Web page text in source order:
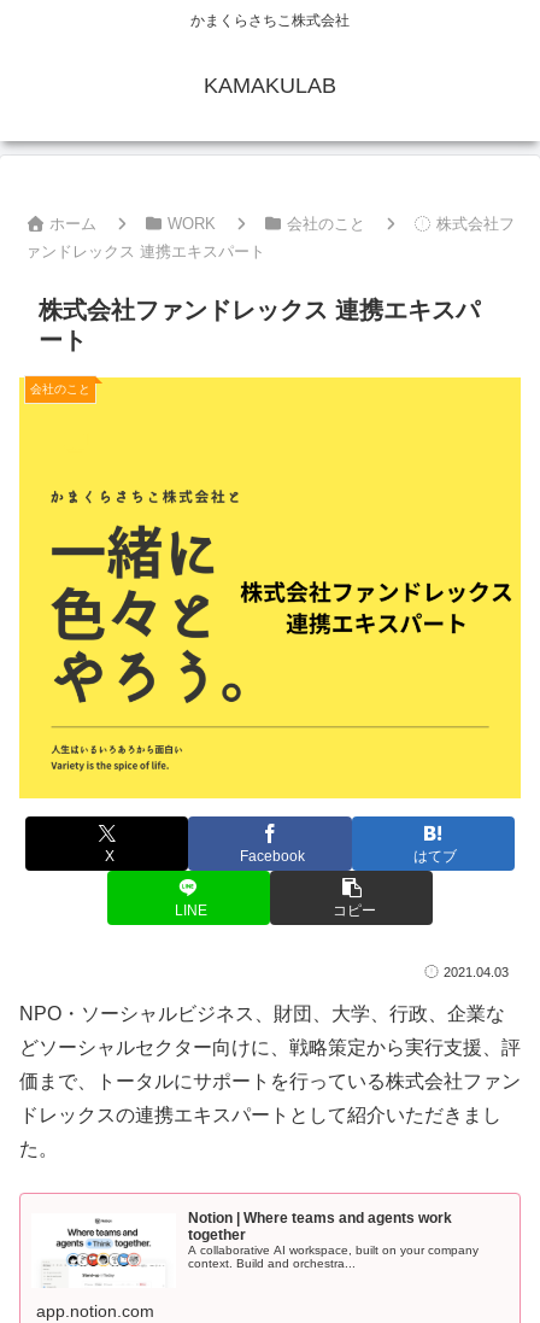
かまくらさちこ株式会社
KAMAKULAB
ホーム WORK 会社のこと
株式会社フ
ァンドレックス 連携エキスパート
株式会社ファンドレックス 連携エキスパ
ート
会社のこと
X Facebook はてブ
LINE コピー
2021.04.03
NPO・ソーシャルビジネス、財団、大学、行政、企業な
どソーシャルセクター向けに、戦略策定から実行支援、評
価まで、トータルにサポートを行っている株式会社ファン
ドレックスの連携エキスパートとして紹介いただきまし
た。
Notion | Where teams and agents work
together
A collaborative AI workspace, built on your company
context. Build and orchestra...
app.notion.com